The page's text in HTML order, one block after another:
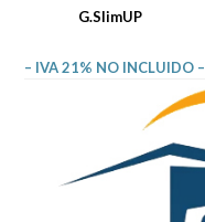
G.SlimUP
– IVA 21% NO INCLUIDO –